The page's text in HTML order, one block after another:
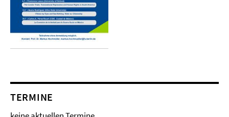
TERMINE